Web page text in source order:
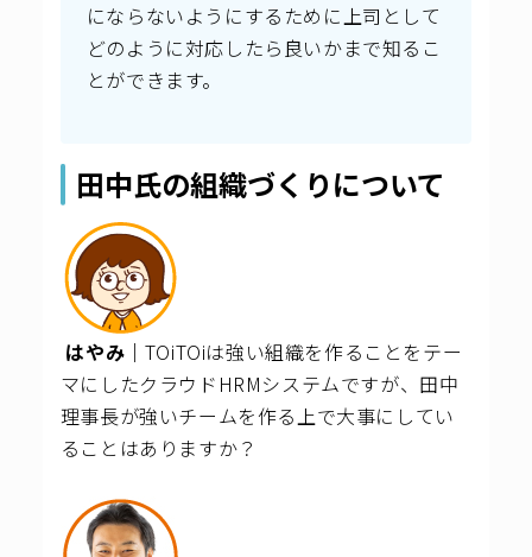
にならないようにするために上司として
どのように対応したら良いかまで知るこ
とができます。
田中氏の組織づくりについて
はやみ｜ TOiTOiは強い組織を作ることをテー
マにしたクラウドHRMシステムですが、田中
理事長が強いチームを作る上で大事にしてい
ることはありますか？